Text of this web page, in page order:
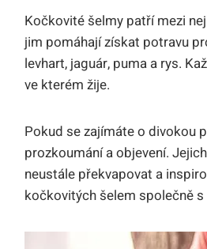
Kočkovité šelmy patří mezi
jim pomáhají získat potravu
levhart, jaguár, puma a rys.
ve kterém žije.
Pokud se zajímáte o divokou
prozkoumání a objevení.
neustále překvapovat a
kočkovitých šelem společně s